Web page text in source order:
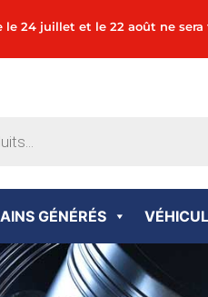
24 juillet et le 22 août ne
GÉNÉRÉS